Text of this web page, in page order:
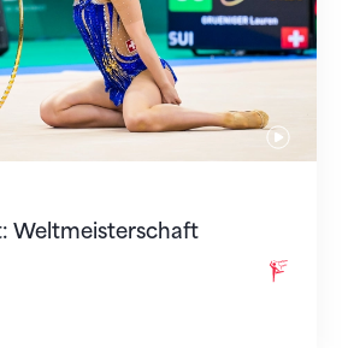
Weltmeisterschaft